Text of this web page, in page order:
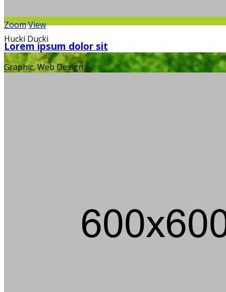
Hucki Ducki
ZoomView
Lorem ipsum dolor sit
Graphic, Web Design